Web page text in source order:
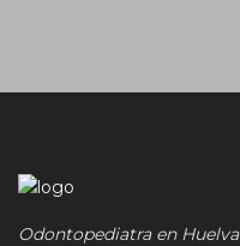
Odontopediatra en Huelva